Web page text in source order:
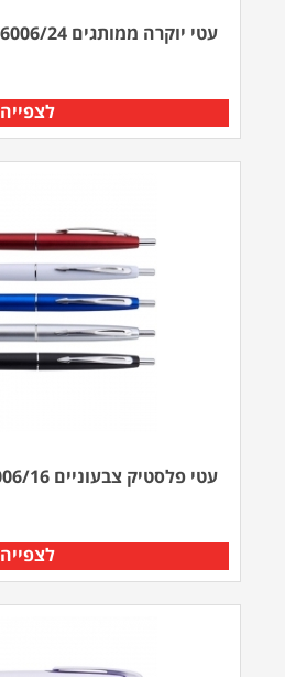
עטי יוקרה ממותגים 6006/24
לצפייה
עטי פלסטיק צבעוניים 6006/16
לצפייה